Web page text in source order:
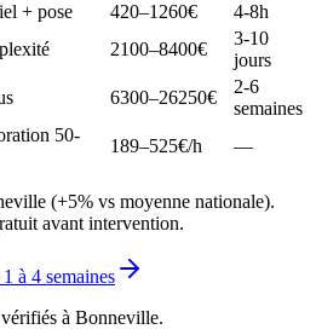
+ pose 420–1260€
4-8h
2100–8400€
3-10
jours
6300–26250€
2-6
semaines
50-
189–525€/h —
(+5% vs moyenne nationale).
avant intervention.
1 à 4 semaines
à Bonneville.